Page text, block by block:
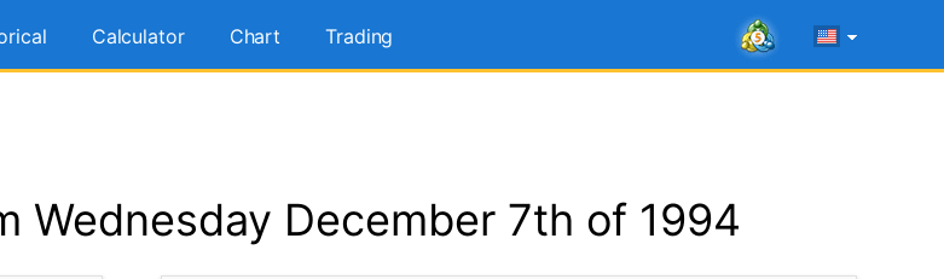
Calculator Chart Trading
Wednesday December 7th of 1994